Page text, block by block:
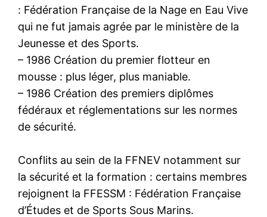
: Fédération Française de la Nage en Eau Vive
qui ne fut jamais agrée par le ministère de la
Jeunesse et des Sports.
– 1986 Création du premier flotteur en
mousse : plus léger, plus maniable.
– 1986 Création des premiers diplômes
fédéraux et réglementations sur les normes
de sécurité.
Conflits au sein de la FFNEV notamment sur
la sécurité et la formation : certains membres
rejoignent la FFESSM : Fédération Française
d’Études et de Sports Sous Marins.